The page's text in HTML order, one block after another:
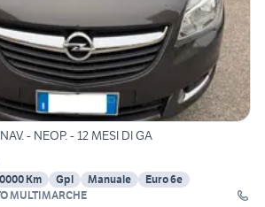
- NEOP. - 12 MESI DI GA
Km Gpl Manuale
Euro 6e
MULTIMARCHE